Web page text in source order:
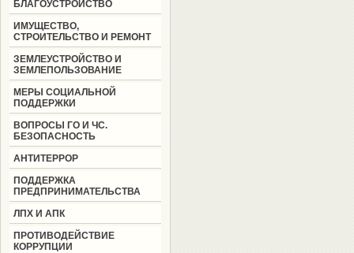
БЛАГОУСТРОЙСТВО
ИМУЩЕСТВО,
СТРОИТЕЛЬСТВО И РЕМОНТ
ЗЕМЛЕУСТРОЙСТВО И
ЗЕМЛЕПОЛЬЗОВАНИЕ
МЕРЫ СОЦИАЛЬНОЙ
ПОДДЕРЖКИ
ВОПРОСЫ ГО И ЧС.
БЕЗОПАСНОСТЬ
АНТИТЕРРОР
ПОДДЕРЖКА
ПРЕДПРИНИМАТЕЛЬСТВА
ЛПХ И АПК
ПРОТИВОДЕЙСТВИЕ
КОРРУПЦИИ